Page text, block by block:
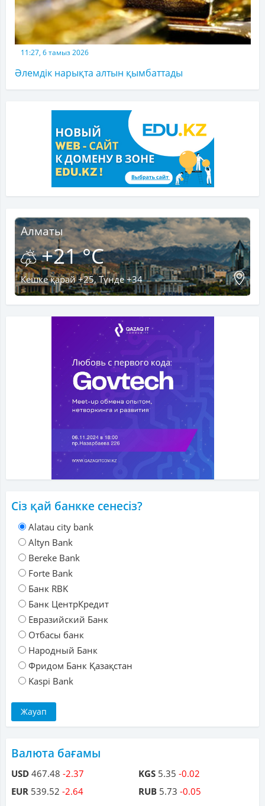
11:27, 6 тамыз 2026
Әлемдік нарықта алтын қымбаттады
Алматы
+21 °C
Кешке қарай +25, Түнде +34
Сіз қай банкке сенесіз?
Alatau city bank
Altyn Bank
Bereke Bank
Forte Bank
Банк RBK
Банк ЦентрКредит
Евразийский Банк
Отбасы банк
Народный Банк
Фридом Банк Қазақстан
Kaspi Bank
Валюта бағамы
USD 467.48 -2.37
EUR 539.52 -2.64
KGS 5.35 -0.02
RUB 5.73 -0.05